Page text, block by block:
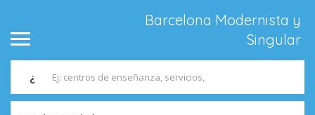
Barcelona Modernista y
Singular
¿